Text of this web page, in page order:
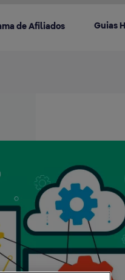
de Afiliados Guias